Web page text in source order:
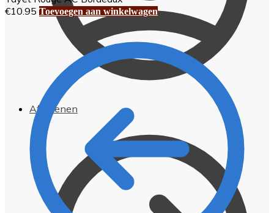
Afrekenen
€10.95 Toevoegen aan winkelwagen